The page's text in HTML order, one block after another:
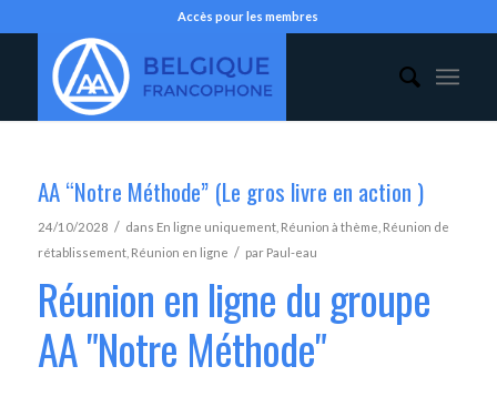
Accès pour les membres
AA “Notre Méthode” (Le gros livre en action )
24/10/2028 / dans En ligne uniquement, Réunion à thème Réunion de
rétablissement, Réunion en ligne / par Paul-eau
Réunion en ligne du groupe
AA "Notre Méthode"